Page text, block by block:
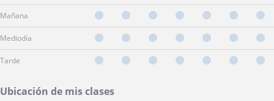
Mañana
Mediodía
Tarde
Ubicación de mis clases